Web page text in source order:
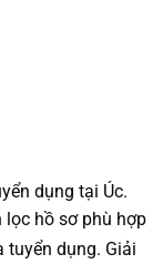
dụng tại Úc.
lọc hồ sơ phù hợp
tuyển dụng. Giải